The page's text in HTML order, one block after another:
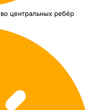
центральных ребёр